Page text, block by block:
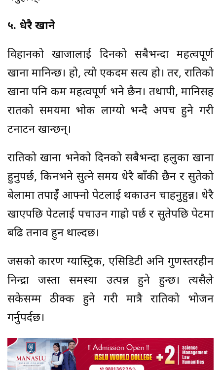
५. धेरै खाने
विहानको खाजालाई दिनको सबैभन्दा महत्वपूर्ण
खाना मानिन्छ। हो, त्यो एकदम सत्य हो। तर, रातिको
खाना पनि कम महत्वपूर्ण भने छैन। तथापी, मानिसहरू
रातको समयमा भोक लाग्यो भन्दै अपच हुने गरी
टनाटन खान्छन्।
रातिको खाना भनेको दिनको सबैभन्दा हलुका खाना
हुनुपर्छ, किनभने सुत्ने समय धेरै बाँकी छैन र सुतेको
बेलामा तपाईँ आफ्नो पेटलाई थकाउन चाहनुहुन्न। धेरै
खाएपछि पेटलाई पचाउन गाह्रो पर्छ र सुतेपछि पेटमा
बढि तनाव हुन थाल्दछ।
जसको कारण ग्यास्ट्रिक, एसिडिटी अनि गुणस्तरहीन
निन्द्रा जस्ता समस्या उत्पन्न हुने हुन्छ। त्यसैले
सकेसम्म ठीक्क हुने गरी मात्रै रातिको भोजन
गर्नुपर्दछ।